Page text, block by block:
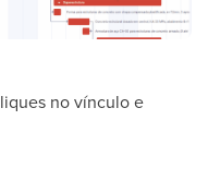
no vínculo e